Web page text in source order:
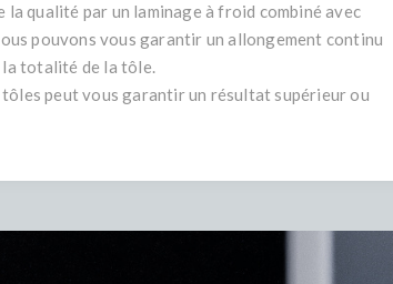
qualité par un laminage à froid combiné avec
pouvons vous garantir un allongement continu
la totalité de la tôle.
peut vous garantir un résultat supérieur ou